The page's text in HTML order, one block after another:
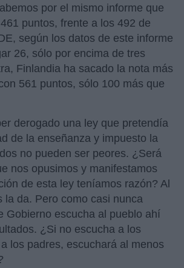
por el mismo informe que
puntos, frente a los 492 de
según los datos de este informe
26, sólo por encima de tres
Finlandia ha sacado la nota más
561 puntos, sólo 100 más que
derogado una ley que pretendía
de la enseñanza y impuesto la
no pueden ser peores. ¿Será
nos opusimos y manifestamos
de esta ley teníamos razón? Al
la da. Pero como casi nunca
Gobierno escucha al pueblo ahí
¿Si no escucha a los
los padres, escuchará al menos